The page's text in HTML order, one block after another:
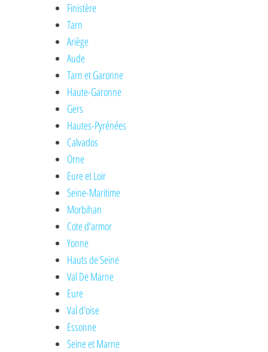
Finistère
Tarn
Ariège
Aude
Tarn et Garonne
Haute-Garonne
Gers
Hautes-Pyrénées
Calvados
Orne
Eure et Loir
Seine-Maritime
Morbihan
Cote d'armor
Yonne
Hauts de Seine
Val De Marne
Eure
Val d'oise
Essonne
Seine et Marne